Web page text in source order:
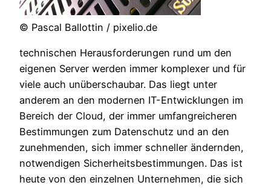
© Pascal Ballottin / pixelio.de
technischen Herausforderungen rund um den
eigenen Server werden immer komplexer und für
viele auch unüberschaubar. Das liegt unter
anderem an den modernen IT-Entwicklungen im
Bereich der Cloud, der immer umfangreicheren
Bestimmungen zum Datenschutz und an den
zunehmenden, sich immer schneller ändernden,
notwendigen Sicherheitsbestimmungen. Das ist
heute von den einzelnen Unternehmen, die sich